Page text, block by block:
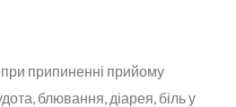
припиненні прийому
блювання, діарея, біль у